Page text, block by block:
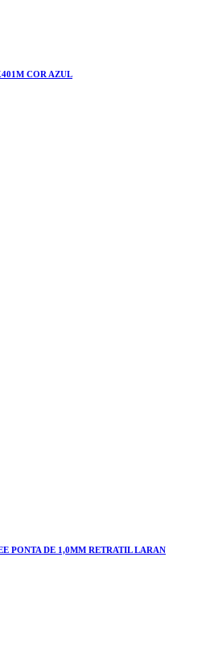
COR AZUL
PONTA DE 1,0MM RETRATIL LARAN